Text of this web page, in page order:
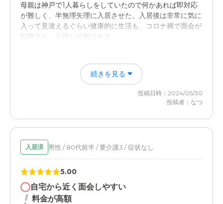
母親は神戸で1人暮らしをしていたので何かあれば即対応
が難しく、半無理矢理に入居させた。入居後は非常に気に
入って見違えるぐらい健康的に生活も、コロナ禍で面会が
制限され、心残りの面はある。
癌の再発、転移もさることながら、コロナ禍で面会制限も
あったが、面会時には本当に楽しそうで、そういう意味で
は入居を促進して正解だったと思う。
ニチイケアセンター神戸摩耶の評価
は本当に本当に親切で、感謝 しています。
職員・スタッフ・他入居者の雰囲気について
ホームのトップから従業員に至るまで、お会いした方のす
べてに、本当によくして頂いた実感があります。
続きを見る
投稿日時：2024/05/30
投稿者：なつ
入居済 男性 / 80代前半 / 要介護3 / 症状なし
5.00
自宅から近く面会しやすい
料金が高額